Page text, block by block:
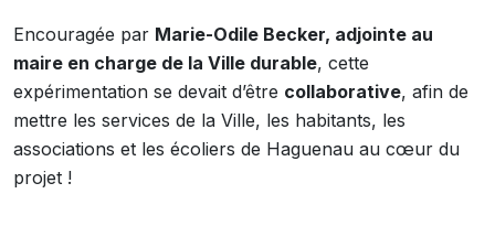
Encouragée par Marie-Odile Becker, adjointe au
maire en charge de la Ville durable, cette
expérimentation se devait d’être collaborative, afin de
mettre les services de la Ville, les habitants, les
associations et les écoliers de Haguenau au cœur du
projet !